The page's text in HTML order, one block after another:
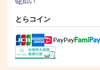
とらコイン